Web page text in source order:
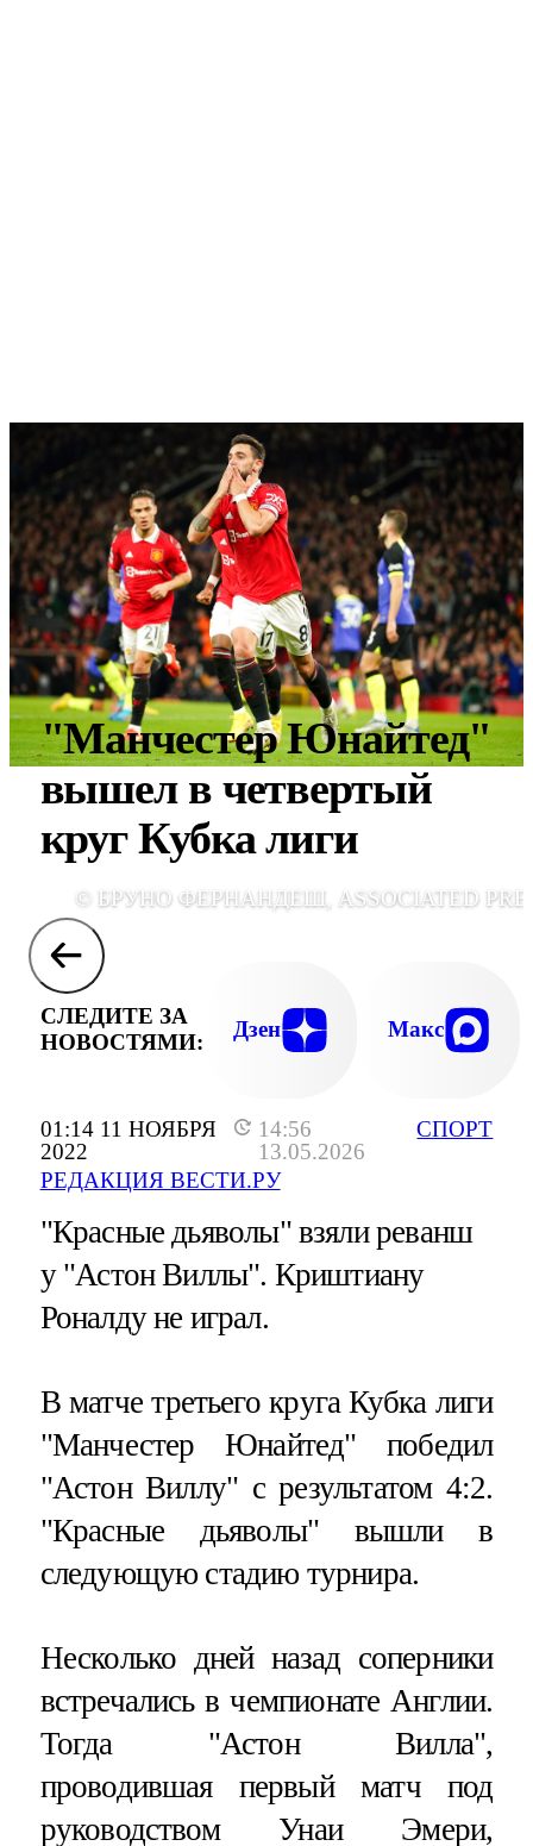
01:14 11 НОЯБРЯ
2022
14:56
13.05.2026
РЕДАКЦИЯ ВЕСТИ.РУ
СПОРТ
"Манчестер Юнайтед"
вышел в четвертый
круг Кубка лиги
© БРУНО ФЕРНАНДЕШ, ASSOCIATED
СЛЕДИТЕ ЗА
НОВОСТЯМИ:
Дзен Макс
"Красные дьяволы" взяли реванш
у "Астон Виллы". Криштиану
Роналду не играл.
В матче третьего круга Кубка лиги
"Манчестер Юнайтед" победил
"Астон Виллу" с результатом 4:2.
"Красные дьяволы" вышли в
следующую стадию турнира.
Несколько дней назад соперники
встречались в чемпионате Англии.
Тогда "Астон Вилла",
проводившая первый матч под
руководством Унаи Эмери,